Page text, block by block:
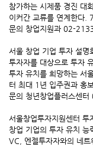
참가하는 시제품 경진 대
이커간 교류를 연계한다.
문의 창업지원과 02-
서울 창업 기업 투자 설명
투자자를 대상으로 투자
투자 유치를 희망하는 서
터 최대 1년 입주권과 홍
문의 청년창업플러스센
서울창업투자지원센터 투
창업 기업의 투자 유치 능
VC, 엔젤투자자와의 네